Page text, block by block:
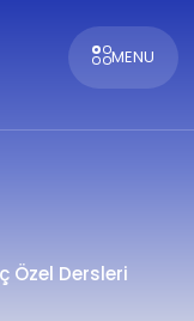
MENU
Özel Dersleri